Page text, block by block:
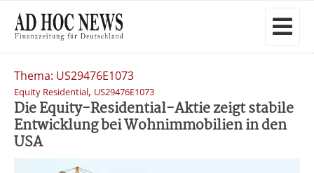
Thema: US29476E1073
Equity Residential, US29476E1073
Die Equity-Residential-Aktie zeigt stabile
Entwicklung bei Wohnimmobilien in den
USA